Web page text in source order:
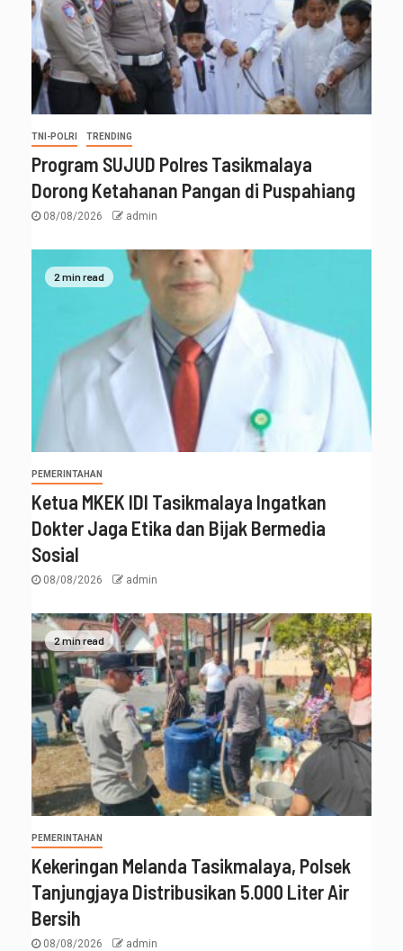
TNI-POLRI TRENDING
Program SUJUD Polres Tasikmalaya
Dorong Ketahanan Pangan di Puspahiang
08/08/2026 admin
2 min read
PEMERINTAHAN
Ketua MKEK IDI Tasikmalaya Ingatkan
Dokter Jaga Etika dan Bijak Bermedia
Sosial
08/08/2026 admin
2 min read
PEMERINTAHAN
Kekeringan Melanda Tasikmalaya, Polsek
Tanjungjaya Distribusikan 5.000 Liter Air
Bersih
08/08/2026 admin